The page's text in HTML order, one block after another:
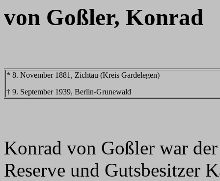
von Goßler, Konrad
* 8. November 1881, Zichtau (Kreis Gardelegen)
† 9. September 1939, Berlin-Grunewald
Konrad von Goßler war
Reserve und Gutsbesitzer